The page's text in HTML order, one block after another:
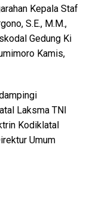
Kepala Staf
S.E., M.M.,
Gedung Ki
Kamis,
Laksma TNI
Kodiklatal
Umum